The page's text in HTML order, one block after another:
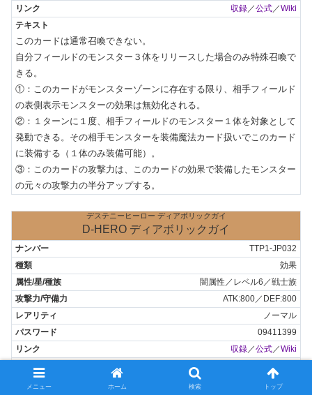
収録／公式／Wiki
このカードは通常召喚できない。
自分フィールドのモンスター３体をリリースした場合のみ特殊召喚で
きる。
①：このカードがモンスターゾーンに存在する限り、相手フィールド
の表側表示モンスターの効果は無効化される。
②：１ターンに１度、相手フィールドのモンスター１体を対象として
発動できる。その相手モンスターを装備魔法カード扱いでこのカード
に装備する（１体のみ装備可能）。
③：このカードの攻撃力は、このカードの効果で装備したモンスター
の元々の攻撃力の半分アップする。
デステニーヒーロー ディアボリックガイ
D-HERO ディアボリックガイ
TTP1-JP032
効果
闇属性／レベル6／戦士族
ATK:800／DEF:800
ノーマル
09411399
収録／公式／Wiki
①：墓地のこのカードを除外して発動できる。デッキから「D-HERO
メニュー ホーム 検索 トップ